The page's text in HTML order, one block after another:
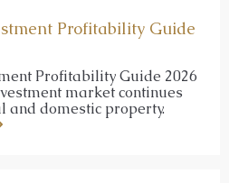
Profitability Guide
Profitability Guide 2026
market continues
and domestic property.